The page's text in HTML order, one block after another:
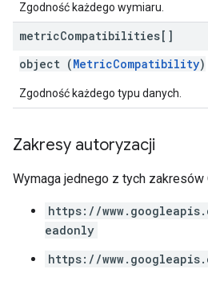
Zgodność każdego wymiaru.
metricCompatibilities[]
object (MetricCompatibility)
Zgodność każdego typu danych.
Zakresy autoryzacji
Wymaga jednego z tych zakresów
https://
eadonly
https://